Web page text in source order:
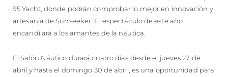
95 Yacht, donde podrán comprobar lo mejor en innovación y
artesanía de Sunseeker. El espectáculo de este año
encandilará a los amantes de la náutica.
El Salón Náutico durará cuatro días desde el jueves 27 de
abril y hasta el domingo 30 de abril, es una oportunidad para